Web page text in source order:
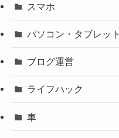
スマホ
パソコン・タブレット
ブログ運営
ライフハック
車